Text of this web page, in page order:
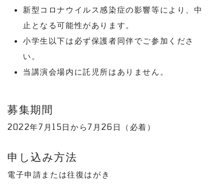
新型コロナウイルス感染症の影響等により、中
止となる可能性があります。
小学生以下は必ず保護者同伴でご参加くださ
い。
当講演会場内に託児所はありません。
募集期間
2022年7月15日から7月26日（必着）
申し込み方法
電子申請または往復はがき